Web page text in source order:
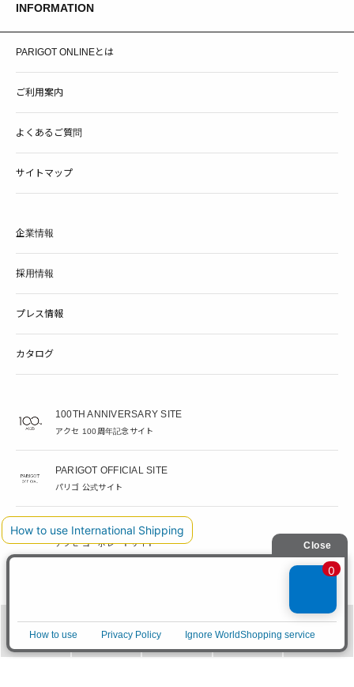
ブランド 閲覧履歴
INFORMATION
PARIGOT ONLINEとは
ご利用案内
よくあるご質問
サイトマップ
企業情報
採用情報
プレス情報
カタログ
100TH ANNIVERSARY SITE
アクセ 100周年記念サイト
PARIGOT OFFICIAL SITE
パリゴ 公式サイト
ACCES CORPORATE SITE
アクセ コーポレートサイト
PARIGOT 公式アプリ
新着情報を、プッシュ通知でいち早くお届け。